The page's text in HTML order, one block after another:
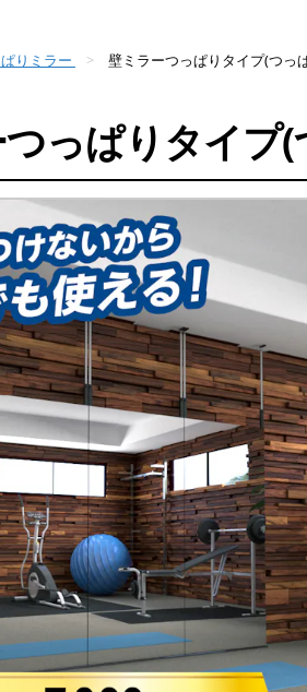
りミラー 壁ミラーつっぱりタイプ(つっ
っぱりタイプ